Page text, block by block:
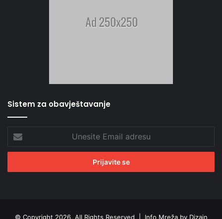
Sistem za obavještavanje
Email
adresu
© Copyright 2026, All Rights Reserved | Info Mreža by Dizajn